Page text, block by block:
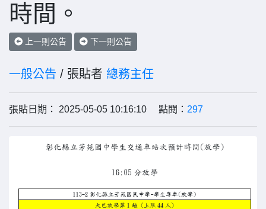
時間。
上一則公告 下一則公告
一般公告 / 張貼者 總務主任
張貼日期： 2025-05-05 10:16:10 點閱： 297